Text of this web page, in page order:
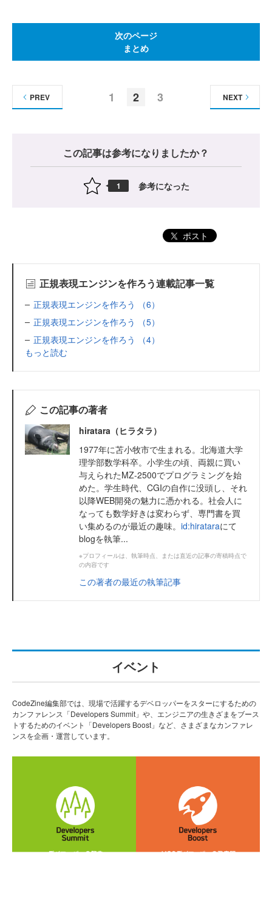
次のページ
まとめ
1 2 3
PREV NEXT
この記事は参考になりましたか？
1 参考になった
ポスト
正規表現エンジンを作ろう連載記事一覧
正規表現エンジンを作ろう （6）
正規表現エンジンを作ろう （5）
正規表現エンジンを作ろう （4）
もっと読む
この記事の著者
hiratara（ヒラタラ）
1977年に苫小牧市で生まれる。北海道大学
理学部数学科卒。小学生の頃、両親に買い
与えられたMZ-2500でプログラミングを始
めた。学生時代、CGIの自作に没頭し、それ
以降WEB開発の魅力に憑かれる。社会人に
なっても数学好きは変わらず、専門書を買
い集めるのが最近の趣味。 id:hirataraにて
blogを執筆...
※プロフィールは、執筆時点、または直近の記事の寄稿時点で
の内容です
この著者の最近の執筆記事
イベント
CodeZine編集部では、現場で活躍するデベロッパーをスターにするための
カンファレンス「Developers Summit」や、エンジニアの生きざまをブース
トするためのイベント「Developers Boost」など、さまざまなカンファレ
ンスを企画・運営しています。